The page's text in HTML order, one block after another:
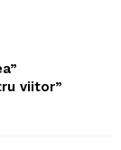
viitor”